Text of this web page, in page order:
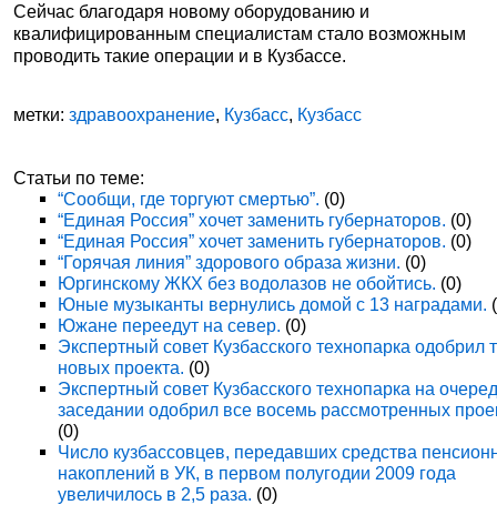
Сейчас благодаря новому оборудованию и
квалифицированным специалистам стало возможным
проводить такие операции и в Кузбассе.
метки:здравоохранение, Кузбасс, Кузбасс
Статьи по теме:
“Сообщи, где торгуют смертью”. (0)
“Единая Россия” хочет заменить губернаторов. (0)
“Единая Россия” хочет заменить губернаторов. (0)
“Горячая линия” здорового образа жизни. (0)
Юргинскому ЖКХ без водолазов не обойтись. (0)
Юные музыканты вернулись домой с 13 наградами.
Южане переедут на север. (0)
Экспертный совет Кузбасского технопарка одобрил
новых проекта. (0)
Экспертный совет Кузбасского технопарка на
заседании одобрил все восемь рассмотренных
(0)
Число кузбассовцев, передавших средства
накоплений в УК, в первом полугодии 2009 года
увеличилось в 2,5 раза. (0)